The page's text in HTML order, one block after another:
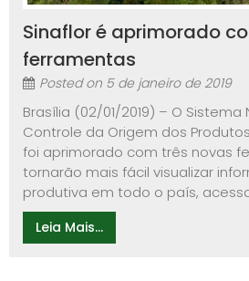
Sinaflor é aprimorado
ferramentas
Posted on 5 de janeiro de 2019
Brasília (02/01/2019) – O Sistema
Controle da Origem dos
foi aprimorado com três novas
tornarão mais fácil visualizar
produtiva em todo o país,
Leia Mais...